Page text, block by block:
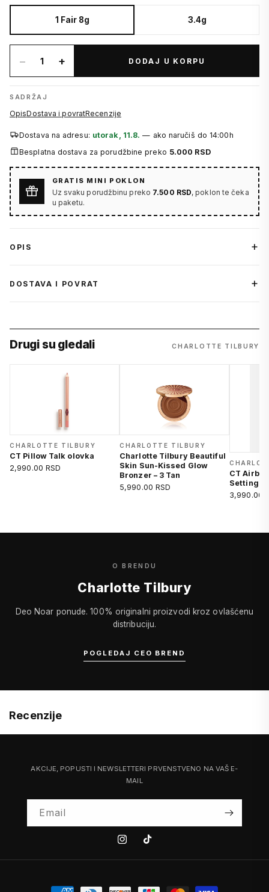
1 Fair 8g 3.4g
− 1 + DODAJ U KORPU
SADRŽAJ
OpisDostava i povratRecenzije
Dostava na adresu: utorak, 11.8. — ako naručiš do 14:00h
Besplatna dostava za porudžbine preko 5.000 RSD
GRATIS MINI POKLON
Uz svaku porudžbinu preko 7.500 RSD, poklon te čeka
u paketu.
OPIS
DOSTAVA I POVRAT
Drugi su gledali CHARLOTTE TILBURY
CHARLOTTE TILBURY
CT Pillow Talk olovka
2,990.00 RSD
CHARLOTTE TILBURY
Charlotte Tilbury Beautiful
Skin Sun-Kissed Glow
Bronzer – 3 Tan
5,990.00 RSD
CT
Setting
3,990.00
O BRENDU
Charlotte Tilbury
Deo Noar ponude. 100% originalni proizvodi kroz ovlašćenu
distribuciju.
POGLEDAJ CEO BREND
Recenzije
AKCIJE, POPUSTI I NEWSLETTERI PRVENSTVENO NA VAŠ E-
MAIL
Email
InstagramTiktok